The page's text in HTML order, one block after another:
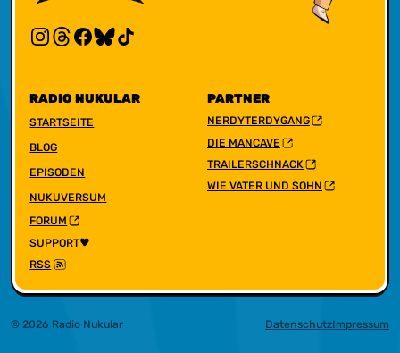
RADIO NUKULAR
STARTSEITE
BLOG
EPISODEN
NUKUVERSUM
FORUM
SUPPORT
RSS
PARTNER
NERDYTERDYGANG
DIE MANCAVE
TRAILERSCHNACK
WIE VATER UND SOHN
© 2026 Radio Nukular DatenschutzImpressum